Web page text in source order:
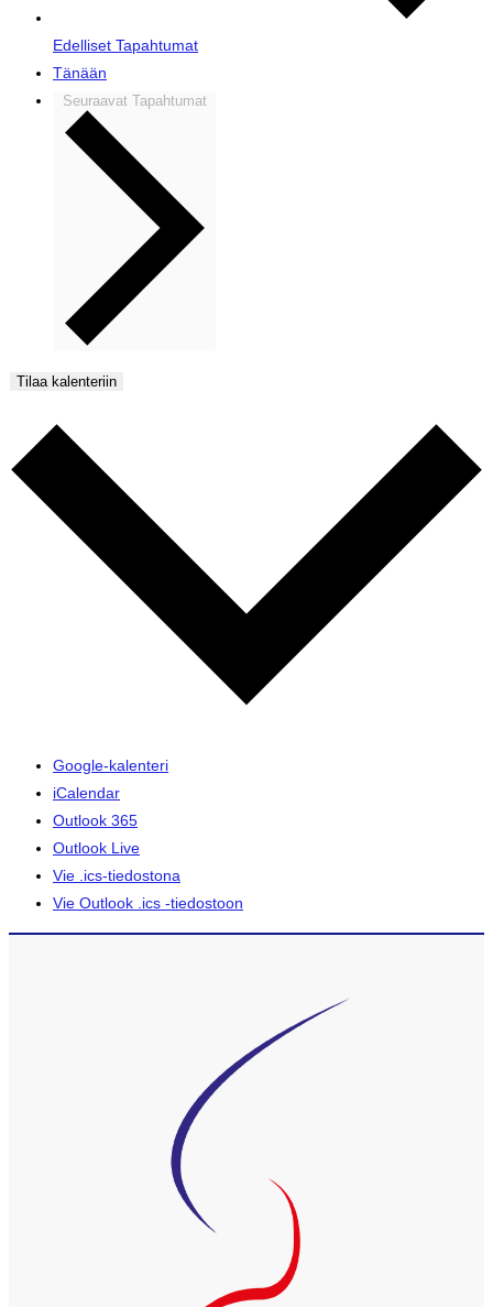
Edelliset Tapahtumat
Tänään
Seuraavat Tapahtumat
Tilaa kalenteriin
Google-kalenteri
iCalendar
Outlook 365
Outlook Live
Vie .ics-tiedostona
Vie Outlook .ics -tiedostoon